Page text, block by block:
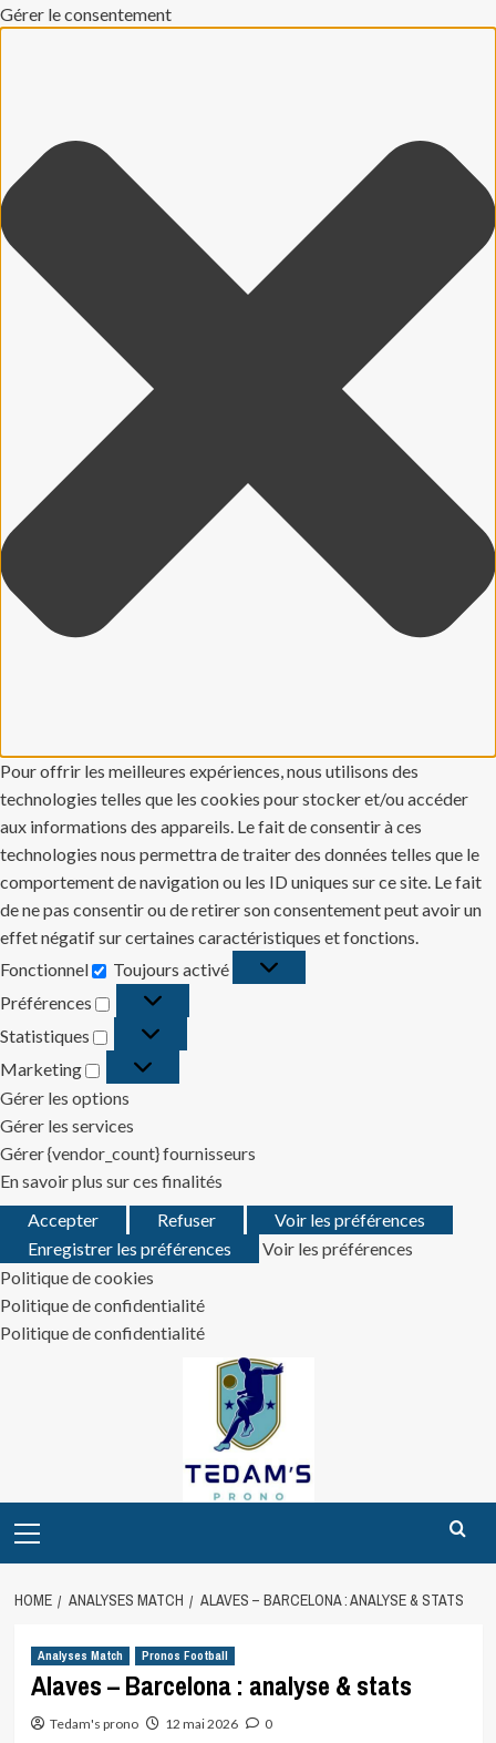
Gérer le consentement
Pour offrir les meilleures expériences, nous utilisons des
technologies telles que les cookies pour stocker et/ou accéder
aux informations des appareils. Le fait de consentir à ces
technologies nous permettra de traiter des données telles que le
comportement de navigation ou les ID uniques sur ce site. Le fait
de ne pas consentir ou de retirer son consentement peut avoir un
effet négatif sur certaines caractéristiques et fonctions.
Fonctionnel
Fonctionnel
Toujours activé
Préférences
Préférences
Statistiques
Statistiques
Marketing
Marketing
Gérer les options
Gérer les services
Gérer {vendor_count} fournisseurs
En savoir plus sur ces finalités
Accepter
Refuser
Voir les préférences
Enregistrer les préférences
Voir les préférences
Politique de cookies
Politique de confidentialité
Politique de confidentialité
Menu
HOME ANALYSES MATCH ALAVES – BARCELONA : ANALYSE & STATS
Analyses Match Pronos Football
Alaves – Barcelona : analyse & stats
Tedam's prono 12 mai 2026 0